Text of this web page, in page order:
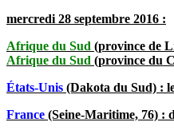
mercredi 28 septembre 2016 :
Afrique du Sud (province de
Afrique du Sud (province du
États-Unis (Dakota du Sud) :
France (Seine-Maritime, 76) :